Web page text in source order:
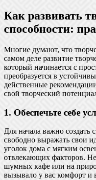
Как развивать
способности:
Многие думают, что
самом деле развитие
который начинается с
преобразуется в
действенные
свой творческий
1. Обеспечьте себе
Для начала важно создать
свободно выражать свои
уголок дома с мягким
отвлекающих факторов.
шумных кафе или на
вызывало у вас комфорт и